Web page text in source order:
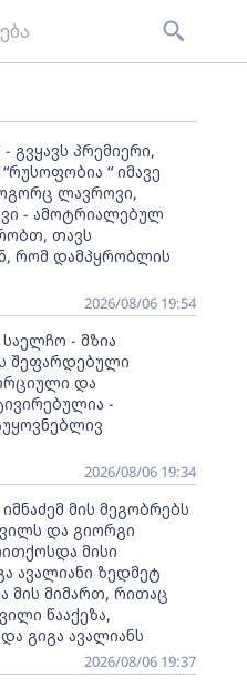
გვყავს პრემიერი,
“ იმავე
ლავროვი,
- ამოტრიალებულ
თავს
რომ დამპყრობლის
2026/08/06 19:54
- მზია
შეფარდებული
და
-
2026/08/06 19:34
მის მეგობრებს
და გიორგი
მისი
ავალიანი ზედმეტ
მის მიმართ, რითაც
წააქეზა,
გიგა ავალიანს
2026/08/06 19:37